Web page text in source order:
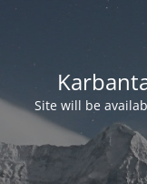
Site will be